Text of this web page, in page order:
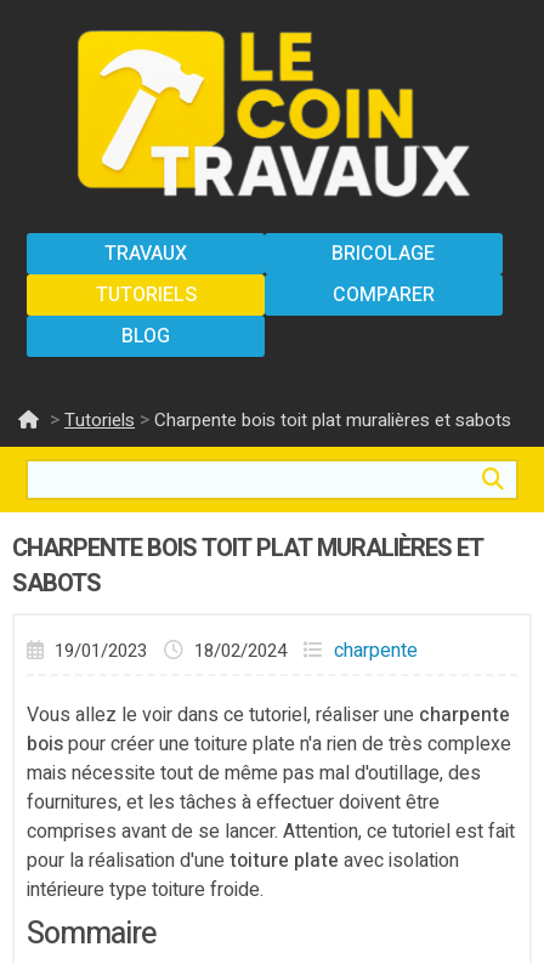
TRAVAUX
BRICOLAGE
TUTORIELS
COMPARER
BLOG
>Tutoriels >Charpente bois toit plat muralières et sabots
CHARPENTE BOIS TOIT PLAT MURALIÈRES ET
SABOTS
19/01/2023 18/02/2024 charpente
Vous allez le voir dans ce tutoriel, réaliser une charpente
boispour créer une toiture plate n'a rien de très complexe
mais nécessite tout de même pas mal d'outillage, des
fournitures, et les tâches à effectuer doivent être
comprises avant de se lancer. Attention, ce tutoriel est fait
pour la réalisation d'unetoiture plate avec isolation
intérieure type toiture froide.
Sommaire